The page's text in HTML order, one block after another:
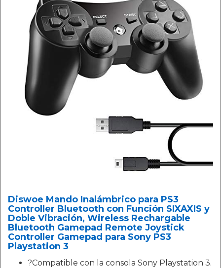
Diswoe Mando Inalámbrico para PS3
Controller Bluetooth con Función SIXAXIS y
Doble Vibración, Wireless Rechargable
Bluetooth Gamepad Remote Joystick
Controller Gamepad para Sony PS3
Playstation 3
?Compatible con la consola Sony Playstation 3.